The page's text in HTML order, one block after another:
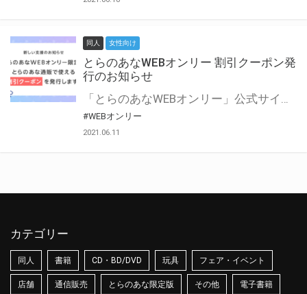
同人 女性向け
とらのあなWEBオンリー 割引クーポン発
行のお知らせ
「とらのあなWEBオンリー」公式サイトでとらのあな通販の「割引クーポン」を配布中！ イベントごとに開催当日限定で使える割引クーポンのシリアルコードを発行します。 とらのあなWEBオンリーのページをチェックして、イベント当日にお得にお買い物を楽しみましょう♪ ※本キャンペーンは予告なく終了する場合がございます。 とらのあなWEBオンリーサイトはこちら
#WEBオンリー
2021.06.11
カテゴリー
同人 書籍 CD・BD/DVD 玩具 フェア・イベント
店舗 通信販売 とらのあな限定版 その他 電子書籍